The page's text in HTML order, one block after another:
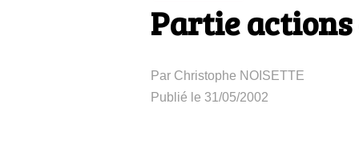
Le
Partie actions
Par Christophe NOISETTE
Publié le 31/05/2002